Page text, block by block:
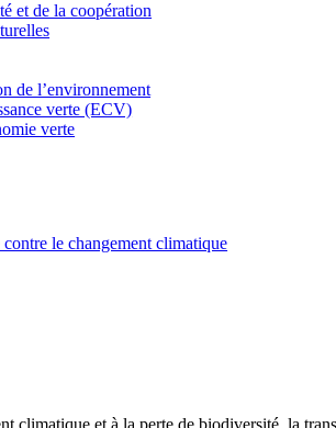
et de la coopération
de l’environnement
verte (ECV)
verte
le changement climatique
climatique et à la perte de biodiversité, la